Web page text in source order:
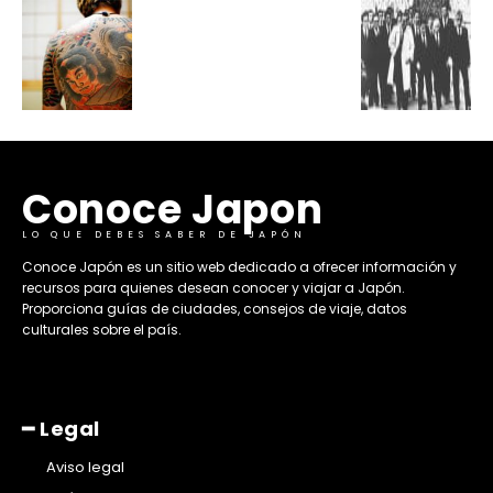
Conoce Japon
LO QUE DEBES SABER DE JAPÓN
​Conoce Japón es un sitio web dedicado a ofrecer información y
recursos para quienes desean conocer y viajar a Japón.
Proporciona guías de ciudades, consejos de viaje, datos
culturales sobre el país. ​
━ Legal
Aviso legal